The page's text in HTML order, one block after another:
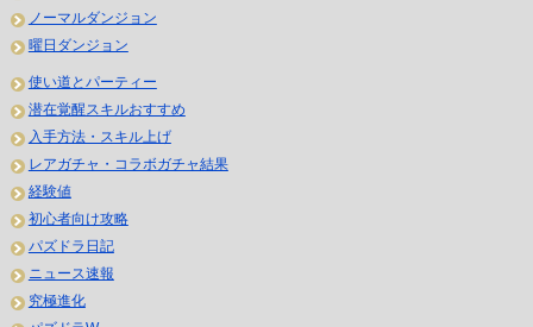
ノーマルダンジョン
曜日ダンジョン
使い道とパーティー
潜在覚醒スキルおすすめ
入手方法・スキル上げ
レアガチャ・コラボガチャ結果
経験値
初心者向け攻略
パズドラ日記
ニュース速報
究極進化